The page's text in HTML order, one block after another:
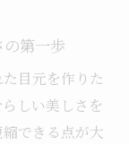
第一歩
目元を作りた
しい美しさを
できる点が大